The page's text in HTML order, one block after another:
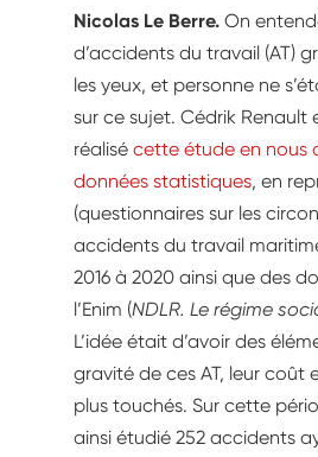
Nicolas Le Berre. On
d’accidents du travail (AT)
les yeux, et personne ne
sur ce sujet. Cédrik
réalisé cette étude en nous
données statistiques, en
(questionnaires sur les
accidents du travail
2016 à 2020 ainsi que des
l’Enim (NDLR. Le régime
L’idée était d’avoir des
gravité de ces AT, leur coût
plus touchés. Sur cette
ainsi étudié 252 accidents